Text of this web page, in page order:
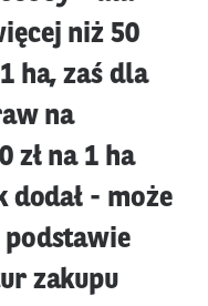
niż 50
ha, zaś dla
na
zł na 1 ha
- może
zakupu